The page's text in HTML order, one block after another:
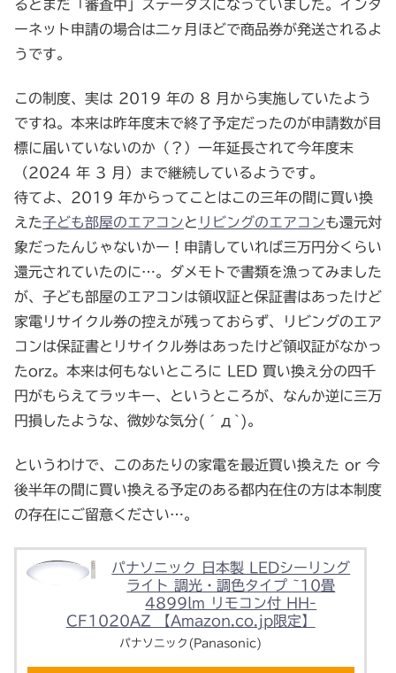
るとまだ「審査中」ステータスになっていました。インタ
ーネット申請の場合は二ヶ月ほどで商品券が発送されるよ
うです。
この制度、実は 2019 年の 8 月から実施していたよう
ですね。本来は昨年度末で終了予定だったのが申請数が目
標に届いていないのか（？）一年延長されて今年度末
（2024 年 3 月）まで継続しているようです。
待てよ、2019 年からってことはこの三年の間に買い換
えた子ども部屋のエアコンと リビングのエアコンも還元対
象だったんじゃないかー！申請していれば三万円分くらい
還元されていたのに…。ダメモトで書類を漁ってみました
が、子ども部屋のエアコンは領収証と保証書はあったけど
家電リサイクル券の控えが残っておらず、リビングのエア
コンは保証書とリサイクル券はあったけど領収証がなかっ
たorz。本来は何もないところに LED 買い換え分の四千
円がもらえてラッキー、というところが、なんか逆に三万
円損したような、微妙な気分(´д`)。
というわけで、このあたりの家電を最近買い換えた or 今
後半年の間に買い換える予定のある都内在住の方は本制度
の存在にご留意ください…。
パナソニック 日本製 LEDシーリング
ライト 調光・調色タイプ ~10畳
4899lm リモコン付 HH-
CF1020AZ 【Amazon.co.jp限定】
パナソニック(Panasonic)